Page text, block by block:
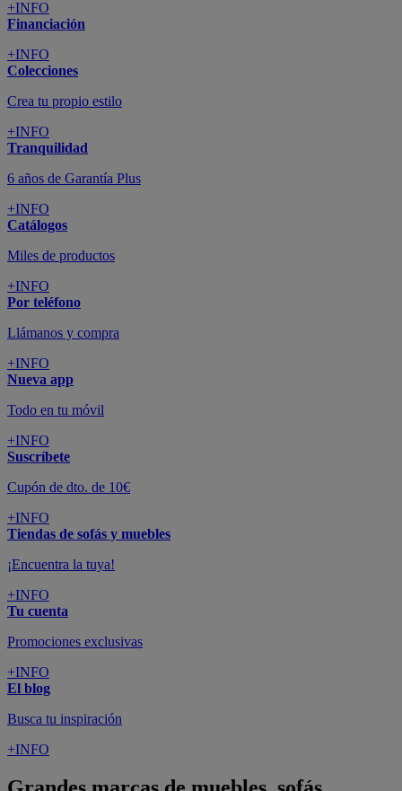
+INFO
Financiación
+INFO
Colecciones
Crea tu propio estilo
+INFO
Tranquilidad
6 años de Garantía Plus
+INFO
Catálogos
Miles de productos
+INFO
Por teléfono
Llámanos y compra
+INFO
Nueva app
Todo en tu móvil
+INFO
Suscríbete
Cupón de dto. de 10€
+INFO
Tiendas de sofás y muebles
¡Encuentra la tuya!
+INFO
Tu cuenta
Promociones exclusivas
+INFO
El blog
Busca tu inspiración
+INFO